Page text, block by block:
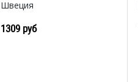
Швеция
1309 руб